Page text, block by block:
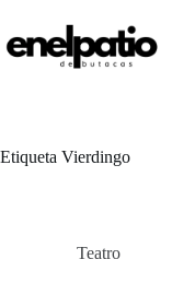
contenido
Etiqueta Vierdingo
Teatro